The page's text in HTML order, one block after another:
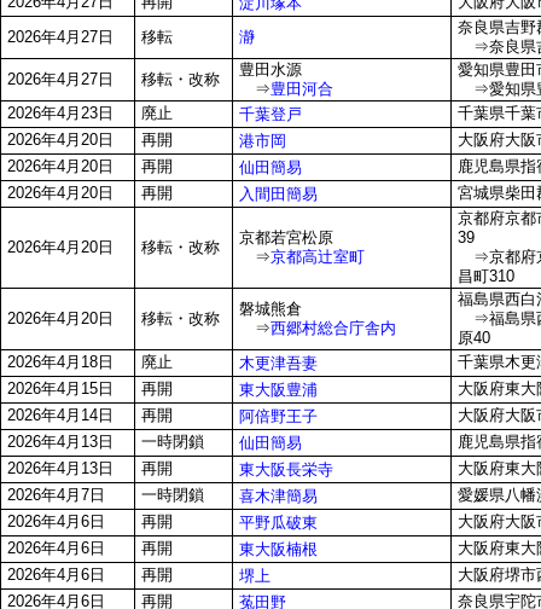
2026年4月27日
移転 瀞
奈良県吉野
⇒奈良県
2026年4月27日
移転・改称
豊田水源
⇒豊田河合
愛知県豊田
⇒愛知県
2026年4月23日
廃止 千葉登戸
千葉県千葉
2026年4月20日
再開 港市岡
大阪府大阪
2026年4月20日
再開 仙田簡易
鹿児島県指
2026年4月20日
再開 入間田簡易 宮城県柴田
2026年4月20日 移転・改称
京都若宮松原
⇒京都高辻室町
京都府京都
39
⇒京都府
昌町310
2026年4月20日 移転・改称
磐城熊倉
⇒西郷村総合庁舎内
福島県西白
⇒福島県
原40
2026年4月18日
廃止 木更津吾妻
千葉県木更
2026年4月15日
再開 東大阪豊浦
大阪府東大
2026年4月14日
再開 阿倍野王子
大阪府大阪
2026年4月13日
一時閉鎖 仙田簡易
鹿児島県指
2026年4月13日
再開 東大阪長栄寺
大阪府東大
2026年4月7日
一時閉鎖 喜木津簡易
愛媛県八幡
2026年4月6日
再開 平野瓜破東
大阪府大阪
2026年4月6日
再開 東大阪楠根
大阪府東大
2026年4月6日
再開 堺上
大阪府堺市
2026年4月6日
再開 菟田野
奈良県宇陀